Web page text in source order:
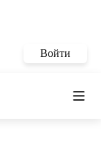
Войти